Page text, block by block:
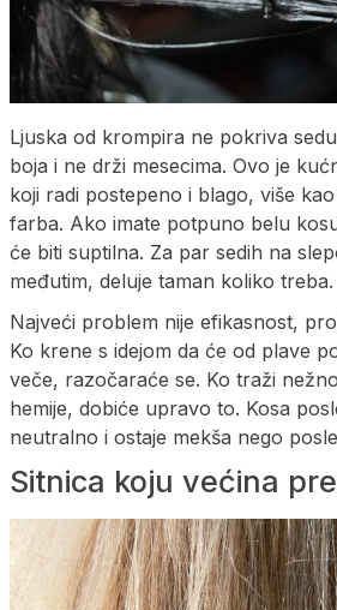
Ljuska od krompira ne pokriva
boja i ne drži mesecima. Ovo je
koji radi postepeno i blago, više
farba. Ako imate potpuno belu
će biti suptilna. Za par sedih na
međutim, deluje taman koliko treba.
Najveći problem nije efikasnost,
Ko krene s idejom da će od plave
veče, razočaraće se. Ko traži
hemije, dobiće upravo to. Kosa
neutralno i ostaje mekša nego
Sitnica koju većina